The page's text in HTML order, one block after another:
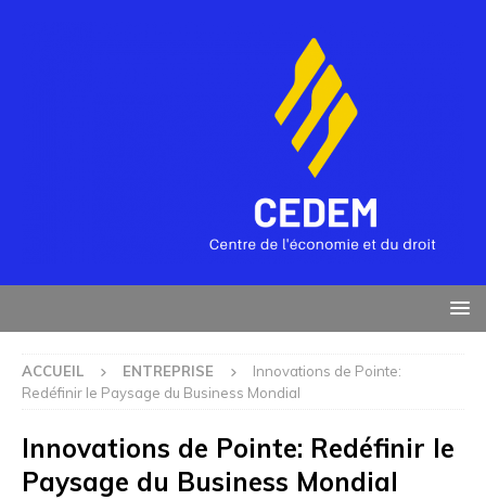
ACCUEIL ENTREPRISE
Innovations de Pointe:
Redéfinir le Paysage du Business Mondial
Innovations de Pointe: Redéfinir le
Paysage du Business Mondial